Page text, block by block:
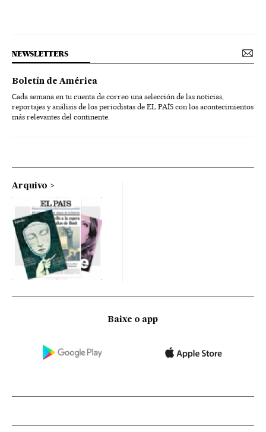
NEWSLETTERS
Boletín de América
Cada semana en tu cuenta de correo una selección de las noticias,
reportajes y análisis de los periodistas de EL PAÍS con los acontecimientos
más relevantes del continente.
Arquivo
Baixe o app